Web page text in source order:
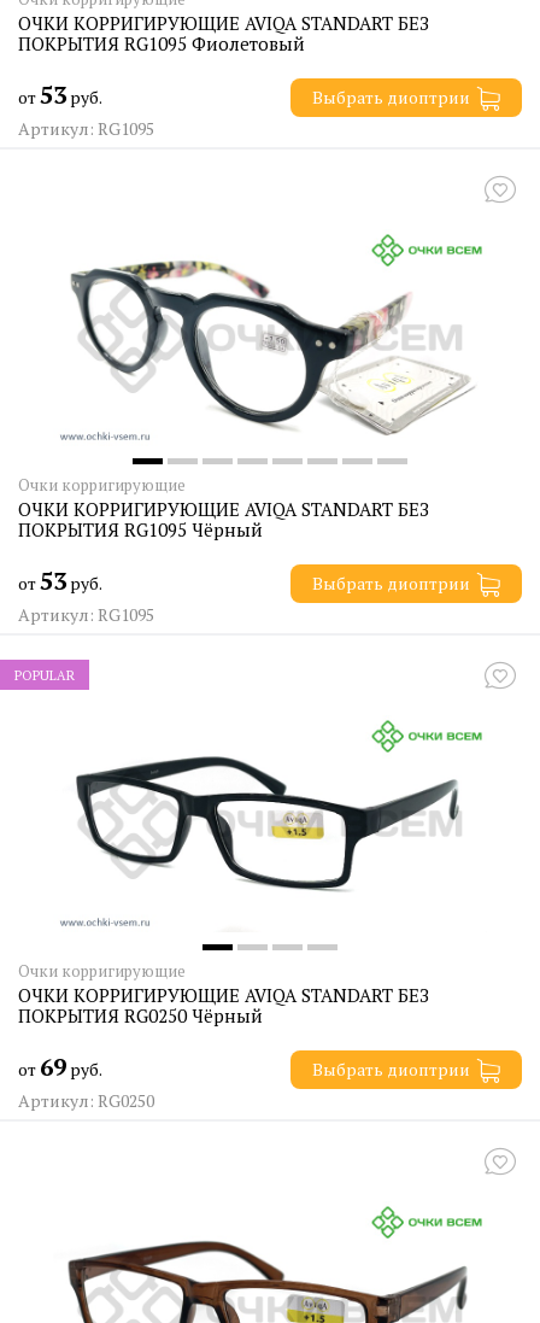
ОЧКИ КОРРИГИРУЮЩИЕ AVIQA STANDART БЕЗ
ПОКРЫТИЯ RG1095 Фиолетовый
от53 руб.
Выбрать диоптрии
Артикул: RG1095
Очки корригирующие
ОЧКИ КОРРИГИРУЮЩИЕ AVIQA STANDART БЕЗ
ПОКРЫТИЯ RG1095 Чёрный
от53 руб.
Выбрать диоптрии
Артикул: RG1095
POPULAR
Очки корригирующие
ОЧКИ КОРРИГИРУЮЩИЕ AVIQA STANDART БЕЗ
ПОКРЫТИЯ RG0250 Чёрный
от 69 руб.
Выбрать диоптрии
Артикул: RG0250